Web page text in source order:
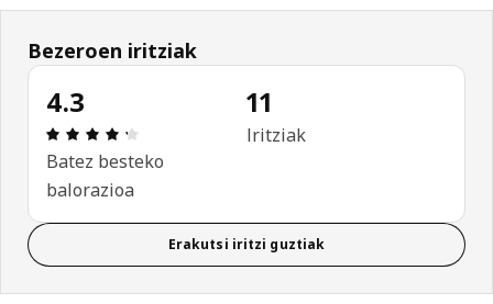
Bezeroen iritziak
4.3
Aipamena: 4.3 / 5 izar. Berrikuspen osoak: 11
Batez besteko
balorazioa
11
Iritziak
Erakutsi iritzi guztiak